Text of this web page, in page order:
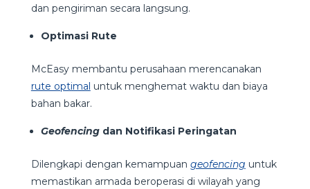
dan pengiriman secara langsung.
Optimasi Rute
McEasy membantu perusahaan merencanakan
rute optimal untuk menghemat waktu dan biaya
bahan bakar.
Geofencing dan Notifikasi Peringatan
Dilengkapi dengan kemampuan geofencing untuk
memastikan armada beroperasi di wilayah yang